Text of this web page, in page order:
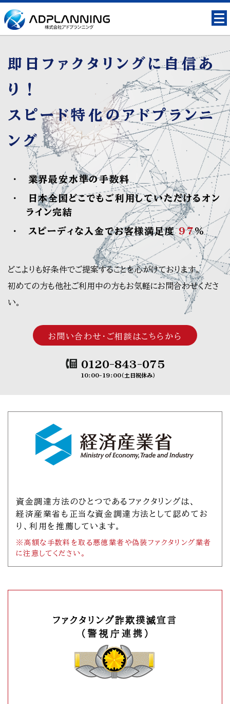
即日ファクタリングに自信あ
り！
スピード特化のアドプランニ
ング
業界最安水準の手数料
日本全国どこでもご利用していただけるオン
ライン完結
スピーディな入金でお客様満足度97％
どこよりも好条件でご提案することを心がけております。
初めての方も他社ご利用中の方もお気軽にお問合わせくださ
い。
お問い合わせ・ご相談はこちらから
0120-843-075
10:00-19:00（土日祝休み）
資金調達方法のひとつであるファクタリングは、
経済産業省も正当な資金調達方法として認めてお
り、利用を推薦しています。
※高額な手数料を取る悪徳業者や偽装ファクタリング業者
に注意してください。